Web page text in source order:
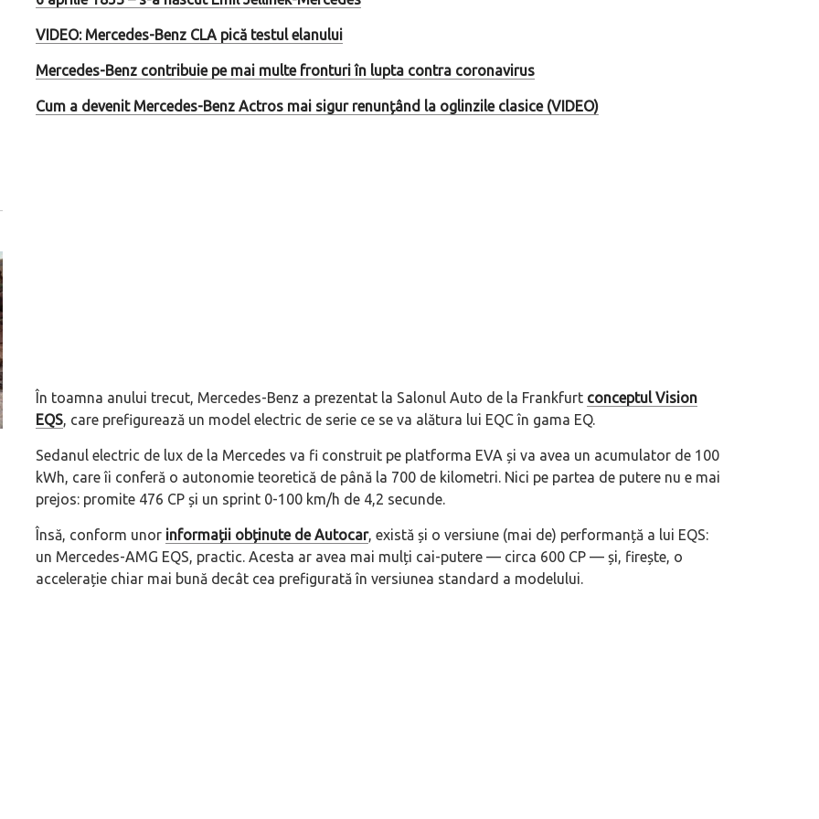
VIDEO: Mercedes-Benz CLA pică testul elanului
Mercedes-Benz contribuie pe mai multe fronturi în lupta contra coronavirus
Cum a devenit Mercedes-Benz Actros mai sigur renunțând la oglinzile clasice (VIDEO)
În toamna anului trecut, Mercedes-Benz a prezentat la Salonul Auto de la Frankfurt conceptul Vision
EQS, care prefigurează un model electric de serie ce se va alătura lui EQC în gama EQ.
Sedanul electric de lux de la Mercedes va fi construit pe platforma EVA și va avea un acumulator de 100
kWh, care îi conferă o autonomie teoretică de până la 700 de kilometri. Nici pe partea de putere nu e mai
prejos: promite 476 CP și un sprint 0-100 km/h de 4,2 secunde.
Însă, conform unor informații obținute de Autocar, există și o versiune (mai de) performanță a lui EQS:
un Mercedes-AMG EQS, practic. Acesta ar avea mai mulți cai-putere — circa 600 CP — și, firește, o
accelerație chiar mai bună decât cea prefigurată în versiunea standard a modelului.
Pentru cine știe ceva avioane, numele Hennessey
Blackbird va suna ca un apropo. Unul pertinent, de
altfel!
Prima sportivă cu motor central a mărcii, omagiată
de noua ediție limitată Lamborghini Revuelto Miura
60° Hommage
Dacă viața e „heavy duty”, măcar
mai buni!